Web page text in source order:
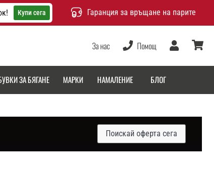
Купи сега Гаранция за връщане на парите
За нас Помощ
Потребител
ЗА БЯГАНЕ МАРКИ НАМАЛЕНИЕ БЛОГ
Поискай оферта сега